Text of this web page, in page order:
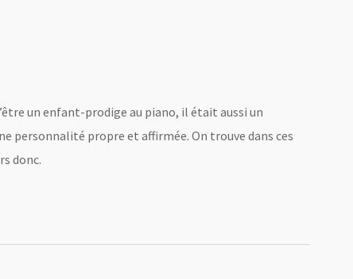
un enfant-prodige au piano, il était aussi un
personnalité propre et affirmée. On trouve dans ces
donc.